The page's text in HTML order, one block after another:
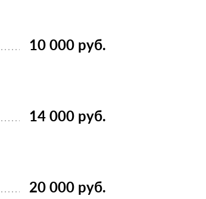
10 000 руб.
14 000 руб.
20 000 руб.